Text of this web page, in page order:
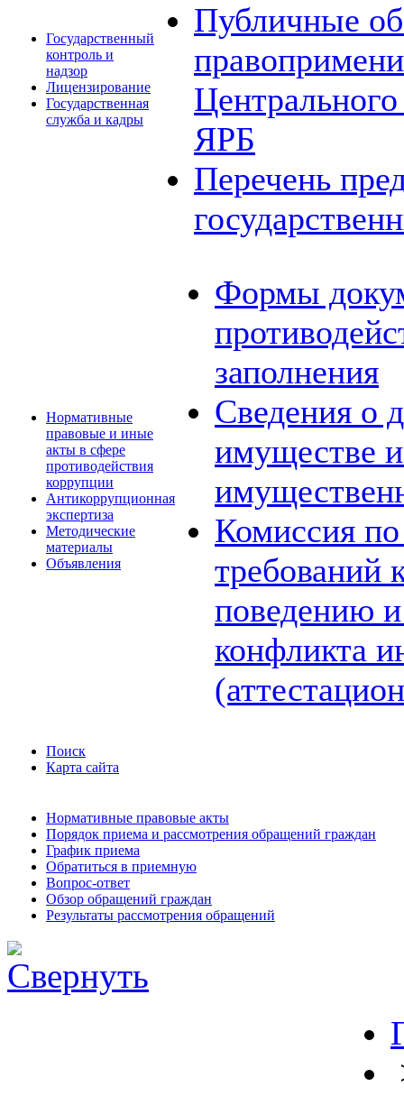
Государственный
контроль и
надзор
Лицензирование
Государственная
служба и кадры
Публичные
ЯРБ
Перечень
Нормативные
правовые и иные
акты в сфере
противодействия
коррупции
Антикоррупционная
экспертиза
Методические
материалы
Объявления
Формы
заполнения
Сведения о
имуществе и
Комиссия
требований
поведению
конфликта
Поиск
Карта сайта
Нормативные правовые акты
Порядок приема и рассмотрения обращений граждан
График приема
Обратиться в приемную
Вопрос-ответ
Обзор обращений граждан
Результаты рассмотрения обращений